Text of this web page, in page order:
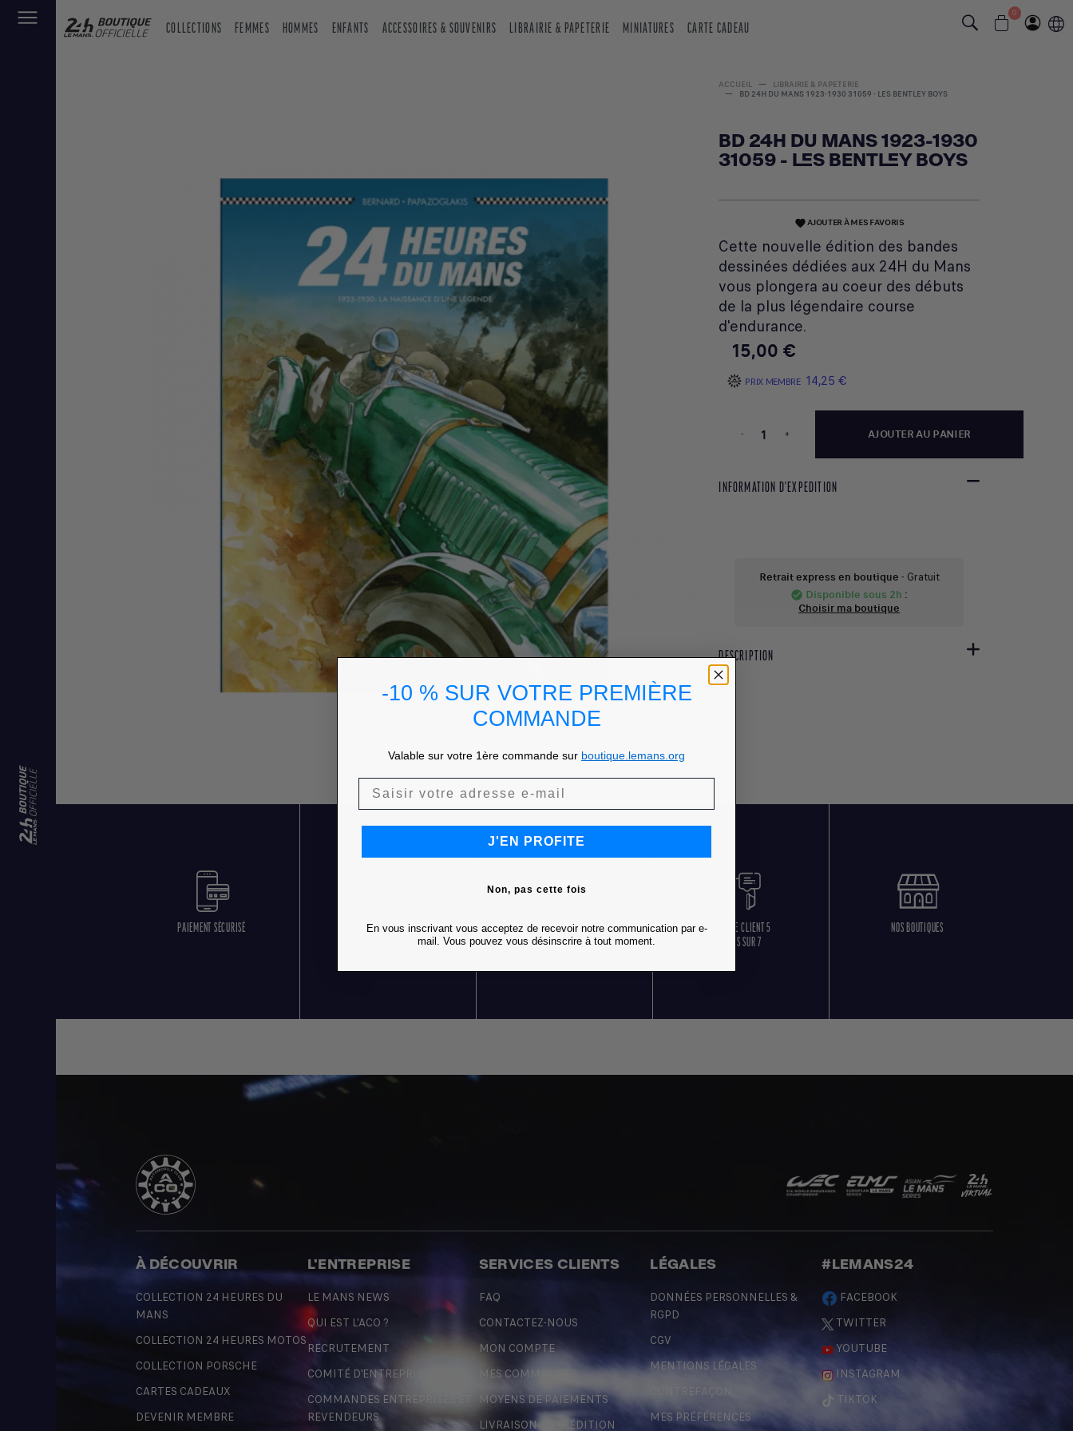
COLLECTIONS FEMMES HOMMES ENFANTS ACCESSOIRES & SOUVENIRS LIBRAIRIE & PAPETERIE MINIATURES CARTE CADEAU
0
ACCUEIL
LIBRAIRIE & PAPETERIE
BD 24H DU MANS 1923-1930 31059 - LES BENTLEY BOYS
BD 24H DU MANS 1923-1930
31059 - LES BENTLEY BOYS
favoriteAJOUTER À MES FAVORIS
Cette nouvelle édition des bandes
dessinées dédiées aux 24H du Mans
vous plongera au coeur des débuts
de la plus légendaire course
d'endurance.
15,00 €
PRIX MEMBRE 14,25 €
- + AJOUTER AU PANIER
INFORMATION D'EXPEDITION
Retrait express en boutique - Gratuit
check_circle Disponible sous 2h :
Choisir ma boutique
DESCRIPTION
PAIEMENT SÉCURISÉ
LIVRAISON OFFERTE
DÈS 85 € D'ACHATS
RETOURS GRATUITS
SERVICE CLIENT 5
JOURS SUR 7
NOS BOUTIQUES
À DÉCOUVRIR
COLLECTION 24 HEURES DU
MANS
COLLECTION 24 HEURES MOTOS
COLLECTION PORSCHE
CARTES CADEAUX
DEVENIR MEMBRE
L'ENTREPRISE
LE MANS NEWS
QUI EST L'ACO ?
RECRUTEMENT
COMITÉ D'ENTREPRISE
COMMANDES ENTREPRISES ET
REVENDEURS
SERVICES CLIENTS
FAQ
CONTACTEZ-NOUS
MON COMPTE
MES COMMANDES
MOYENS DE PAIEMENTS
LIVRAISON & EXPÉDITION
LÉGALES
DONNÉES PERSONNELLES &
RGPD
CGV
MENTIONS LÉGALES
CONTREFAÇON
MES PRÉFÉRENCES
#LEMANS24
FACEBOOK
TWITTER
YOUTUBE
INSTAGRAM
TIKTOK
-10 % SUR VOTRE PREMIÈRE
COMMANDE
Valable sur votre 1ère commande sur boutique.lemans.org
J'EN PROFITE
Non, pas cette fois
En vous inscrivant vous acceptez de recevoir notre communication par e-
mail. Vous pouvez vous désinscrire à tout moment.